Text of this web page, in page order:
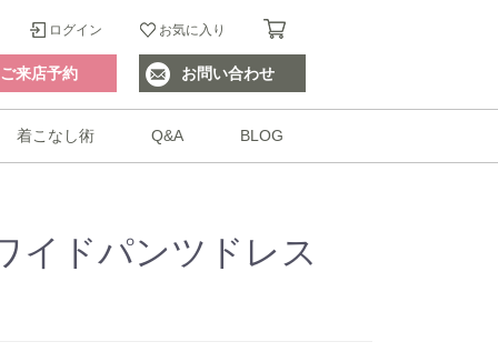
ログイン お気に入り
ご来店予約 お問い合わせ
着こなし術 Q&A BLOG
イドパンツドレス